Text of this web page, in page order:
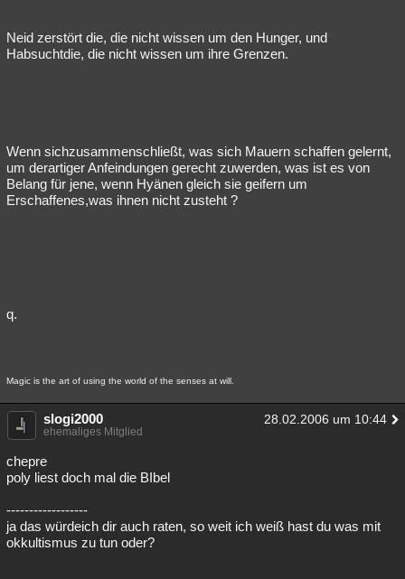
Neid zerstört die, die nicht wissen um den Hunger, und
Habsuchtdie, die nicht wissen um ihre Grenzen.
Wenn sichzusammenschließt, was sich Mauern schaffen gelernt,
um derartiger Anfeindungen gerecht zuwerden, was ist es von
Belang für jene, wenn Hyänen gleich sie geifern um
Erschaffenes,was ihnen nicht zusteht ?
q.
Magic is the art of using the world of the senses at will.
slogi2000 28.02.2006 um 10:44
ehemaliges Mitglied
chepre
poly liest doch mal die BIbel
------------------
ja das würdeich dir auch raten, so weit ich weiß hast du was mit
okkultismus zu tun oder?